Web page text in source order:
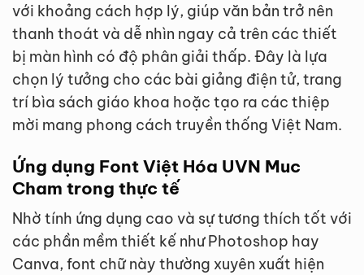
với khoảng cách hợp lý, giúp văn bản trở nên
thanh thoát và dễ nhìn ngay cả trên các thiết
bị màn hình có độ phân giải thấp. Đây là lựa
chọn lý tưởng cho các bài giảng điện tử, trang
trí bìa sách giáo khoa hoặc tạo ra các thiệp
mời mang phong cách truyền thống Việt Nam.
Ứng dụng Font Việt Hóa UVN Muc
Cham trong thực tế
Nhờ tính ứng dụng cao và sự tương thích tốt với
các phần mềm thiết kế như Photoshop hay
Canva, font chữ này thường xuyên xuất hiện